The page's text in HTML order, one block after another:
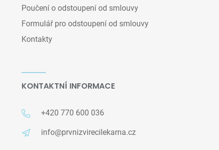
Poučení o odstoupení od smlouvy
Formulář pro odstoupení od smlouvy
Kontakty
KONTAKTNÍ INFORMACE
+420 770 600 036
info@prvnizvirecilekarna.cz